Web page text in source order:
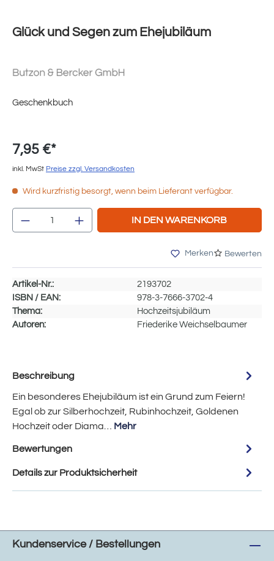
Glück und Segen zum Ehejubiläum
Geschenkbuch
7,95 €*
inkl. MwSt Preise zzgl. Versandkosten
Wird kurzfristig besorgt, wenn beim Lieferant verfügbar.
Produkt Anzahl: Gib den gewünschten
IN DEN WARENKORB
Merken Bewerten
Artikel-Nr.:
2193702
ISBN / EAN:
978-3-7666-3702-4
Thema:
Hochzeitsjubiläum
Autoren:
Friederike Weichselbaumer
Beschreibung
Ein besonderes Ehejubiläum ist ein Grund zum Feiern!
Egal ob zur Silberhochzeit, Rubinhochzeit, Goldenen
Hochzeit oder Diama… Mehr
Bewertungen
Details zur Produktsicherheit
Kundenservice / Bestellungen